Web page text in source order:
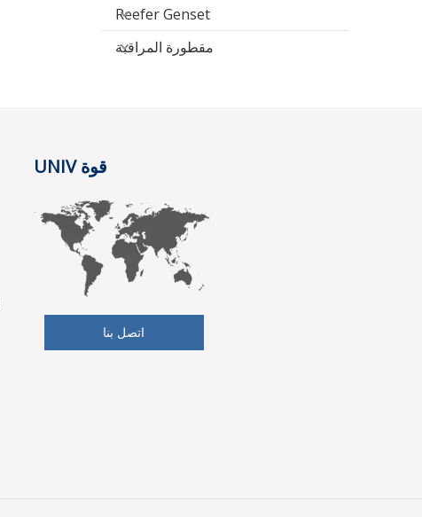
Reefer Genset
مقطورة المراقبة
قوة UNIV
اتصل بنا